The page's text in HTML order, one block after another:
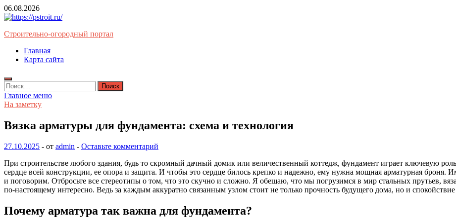
Перейти
к
06.08.2026
Строительно-огородный портал
Главная
Карта сайта
Найти:
Главное меню
На заметку
Вязка арматуры для фундамента: схема и технология
27.10.2025 - от admin - Оставьте комментарий
При строительстве любого здания, будь то скромный дачный домик или величественный коттедж, фундамент играет ключевую
сердце всей конструкции, ее опора и защита. И чтобы это сердце билось крепко и надежно, ему нужна мощная арматурная броня.
и поговорим. Отбросьте все стереотипы о том, что это скучно и сложно. Я обещаю, что мы погрузимся в мир стальных прутьев,
по-настоящему интересно. Ведь за каждым аккуратно связанным узлом стоит не только прочность будущего дома, но и
Почему арматура так важна для фундамента?